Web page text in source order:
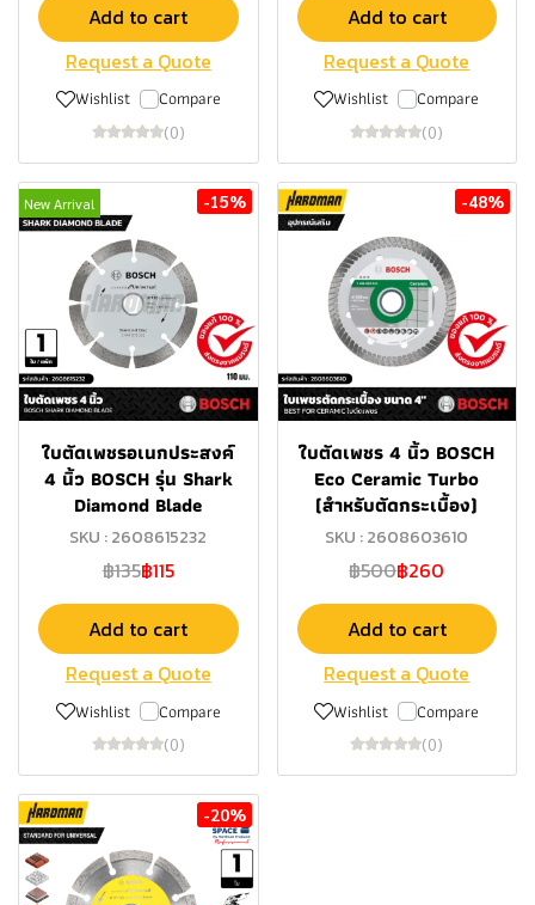
Add to cart
Request a Quote
Wishlist Compare
(0)
Add to cart
Request a Quote
Wishlist Compare
(0)
New Arrival -15%
ใบตัดเพชรอเนกประสงค์
4 นิ้ว BOSCH รุ่น Shark
Diamond Blade
SKU : 2608615232
฿135฿115
Add to cart
Request a Quote
Wishlist Compare
(0)
-48%
ใบตัดเพชร 4 นิ้ว BOSCH
Eco Ceramic Turbo
(สำหรับตัดกระเบื้อง)
SKU : 2608603610
฿500฿260
Add to cart
Request a Quote
Wishlist Compare
(0)
-20%